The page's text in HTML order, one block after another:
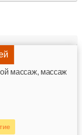
массаж, массаж